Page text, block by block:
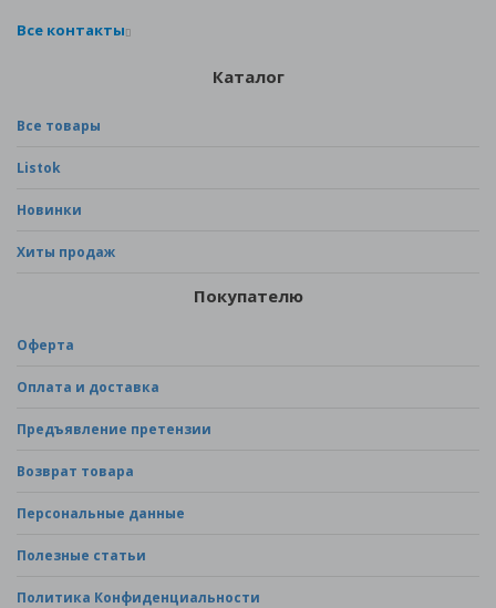
Все контакты
Каталог
Все товары
Listok
Новинки
Хиты продаж
Покупателю
Оферта
Оплата и доставка
Предъявление претензии
Возврат товара
Персональные данные
Полезные статьи
Политика Конфиденциальности